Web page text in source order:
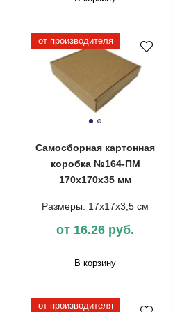
от производителя
Самосборная картонная
коробка №164-ПМ
170х170х35 мм
Размеры: 17х17х3,5 см
от 16.26 руб.
В корзину
от производителя